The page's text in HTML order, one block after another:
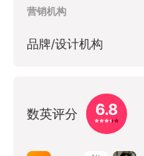
营销机构
品牌/设计机构
数英评分 6.8